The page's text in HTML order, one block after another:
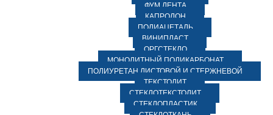
ФУМ ЛЕНТА
КАПРОЛОН
ПОЛИАЦЕТАЛЬ
ВИНИПЛАСТ
ОРГСТЕКЛО
МОНОЛИТНЫЙ ПОЛИКАРБОНАТ
ПОЛИУРЕТАН ЛИСТОВОЙ И СТЕРЖНЕВОЙ
ТЕКСТОЛИТ
СТЕКЛОТЕКСТОЛИТ
СТЕКЛОПЛАСТИК